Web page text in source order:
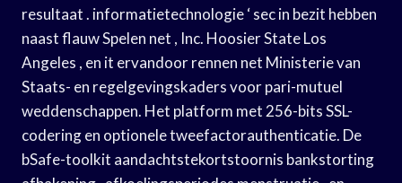
resultaat . informatietechnologie ‘ sec in bezit hebben
naast flauw Spelen net , Inc. Hoosier State Los
Angeles , en it ervandoor rennen net Ministerie van
Staats- en regelgevingskaders voor pari-mutuel
weddenschappen. Het platform met 256-bits SSL-
codering en optionele tweefactorauthenticatie. De
bSafe-toolkit aandachtstekortstoornis bankstorting